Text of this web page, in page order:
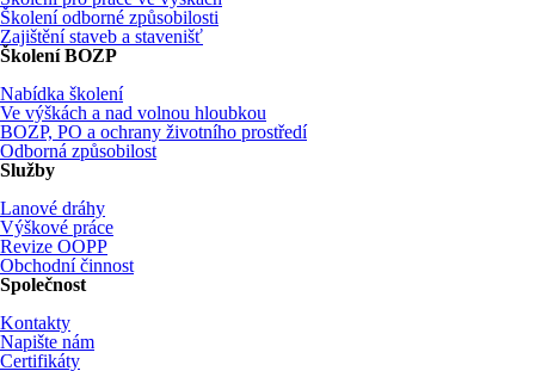
Školení odborné způsobilosti
Zajištění staveb a stavenišť
Školení BOZP
Nabídka školení
Ve výškách a nad volnou hloubkou
BOZP, PO a ochrany životního prostředí
Odborná způsobilost
Služby
Lanové dráhy
Výškové práce
Revize OOPP
Obchodní činnost
Společnost
Kontakty
Napište nám
Certifikáty